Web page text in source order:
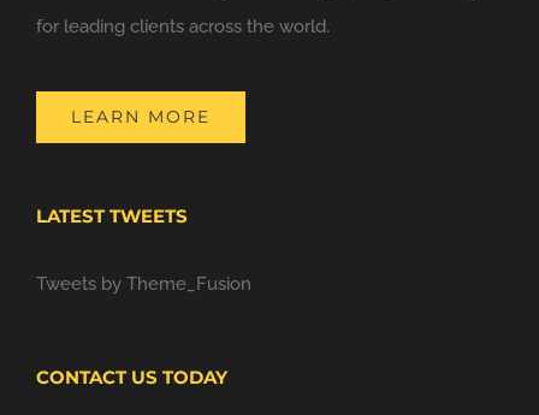
for leading clients across the world.
LEARN MORE
LATEST TWEETS
Tweets by Theme_Fusion
CONTACT US TODAY